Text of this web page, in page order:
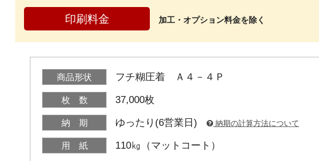
印刷料金 加工・オプション料金を除く
商品形状 フチ糊圧着 Ａ４－４Ｐ
枚 数 37,000枚
納 期 ゆったり(6営業日) 納期の計算方法について
用 紙 110㎏（マットコート）